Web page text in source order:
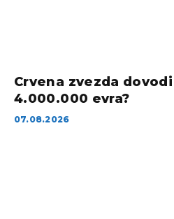
Crvena zvezda
4.000.000 evra?
07.08.2026